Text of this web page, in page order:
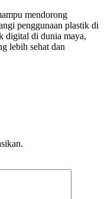
mendorong
penggunaan plastik di
digital di dunia maya,
lebih sehat dan